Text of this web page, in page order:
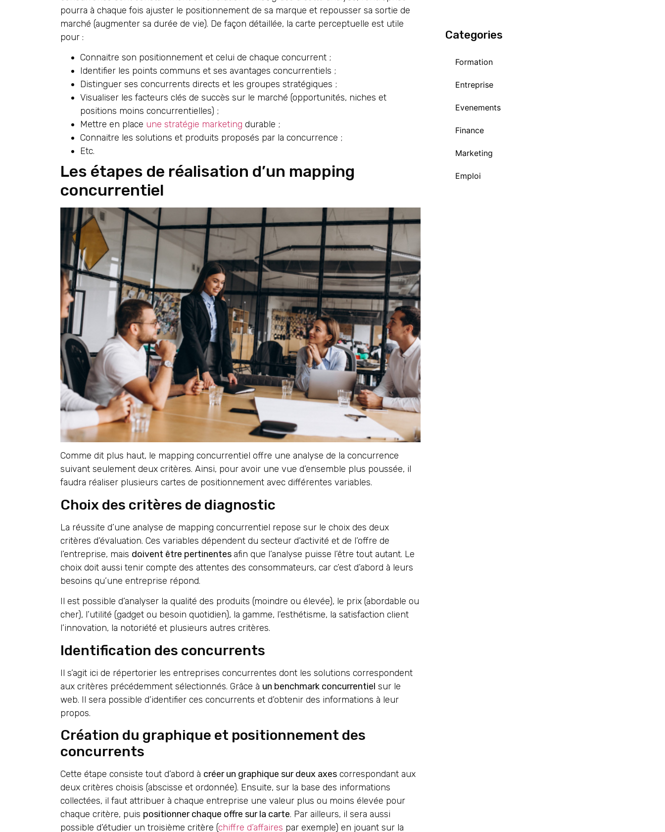
pourra à chaque fois ajuster le positionnement de sa marque et repousser sa sortie de
marché (augmenter sa durée de vie). De façon détaillée, la carte perceptuelle est utile
pour :
Connaitre son positionnement et celui de chaque concurrent ;
Identifier les points communs et ses avantages concurrentiels ;
Distinguer ses concurrents directs et les groupes stratégiques ;
Visualiser les facteurs clés de succès sur le marché (opportunités, niches et
positions moins concurrentielles) ;
Mettre en place une stratégie marketing durable ;
Connaitre les solutions et produits proposés par la concurrence ;
Etc.
Les étapes de réalisation d’un mapping
concurrentiel
Comme dit plus haut, le mapping concurrentiel offre une analyse de la concurrence
suivant seulement deux critères. Ainsi, pour avoir une vue d’ensemble plus poussée, il
faudra réaliser plusieurs cartes de positionnement avec différentes variables.
Choix des critères de diagnostic
La réussite d’une analyse de mapping concurrentiel repose sur le choix des deux
critères d’évaluation. Ces variables dépendent du secteur d’activité et de l’offre de
l’entreprise, mais doivent être pertinentes afin que l’analyse puisse l’être tout autant. Le
choix doit aussi tenir compte des attentes des consommateurs, car c’est d’abord à leurs
besoins qu’une entreprise répond.
Il est possible d’analyser la qualité des produits (moindre ou élevée), le prix (abordable ou
cher), l’utilité (gadget ou besoin quotidien), la gamme, l’esthétisme, la satisfaction client
l’innovation, la notoriété et plusieurs autres critères.
Identification des concurrents
Il s’agit ici de répertorier les entreprises concurrentes dont les solutions correspondent
aux critères précédemment sélectionnés. Grâce à un benchmark concurrentiel sur le
web. Il sera possible d’identifier ces concurrents et d’obtenir des informations à leur
propos.
Création du graphique et positionnement des
concurrents
Cette étape consiste tout d’abord à créer un graphique sur deux axes correspondant aux
deux critères choisis (abscisse et ordonnée). Ensuite, sur la base des informations
collectées, il faut attribuer à chaque entreprise une valeur plus ou moins élevée pour
chaque critère, puis positionner chaque offre sur la carte. Par ailleurs, il sera aussi
possible d’étudier un troisième critère (chiffre d’affaires par exemple) en jouant sur la
Categories
Formation
Entreprise
Evenements
Finance
Marketing
Emploi